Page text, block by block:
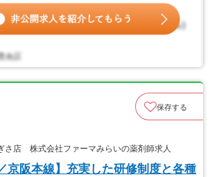
保存する
店 株式会社ファーマみらいの薬剤師求人
京阪本線】充実した研修制度と各種